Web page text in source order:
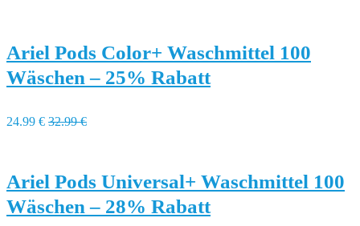
Ariel Pods Color+ Waschmittel 100
Wäschen – 25% Rabatt
24.99 € 32.99 €
Ariel Pods Universal+ Waschmittel 100
Wäschen – 28% Rabatt